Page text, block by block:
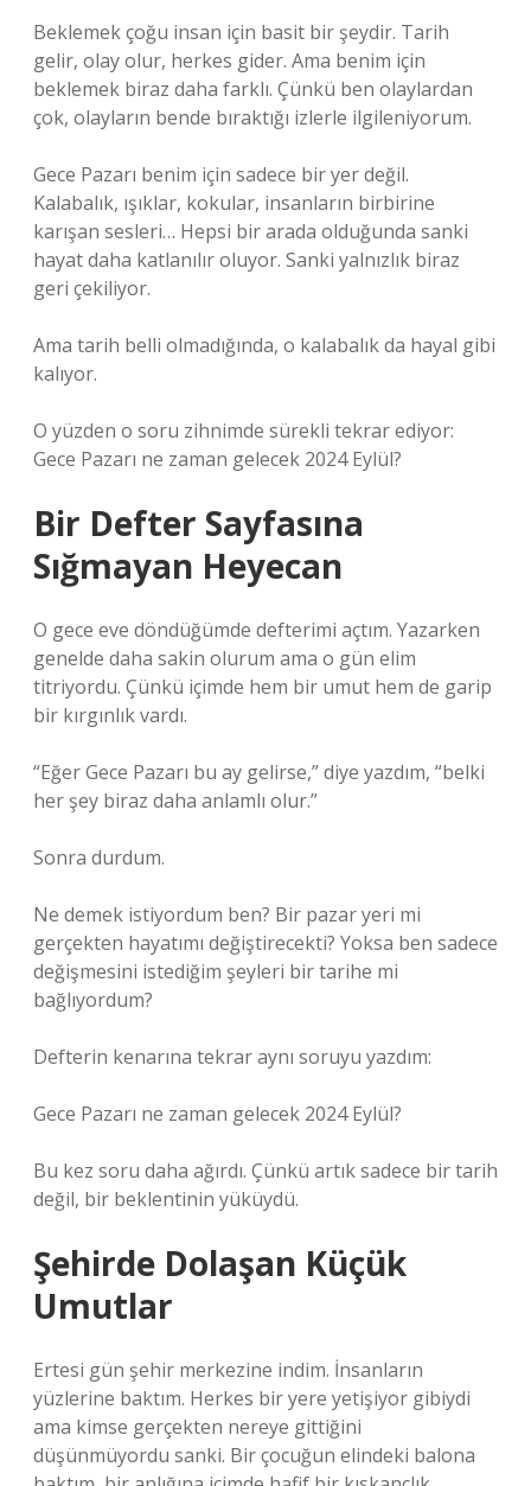
Beklemek çoğu insan için basit bir şeydir. Tarih
gelir, olay olur, herkes gider. Ama benim için
beklemek biraz daha farklı. Çünkü ben olaylardan
çok, olayların bende bıraktığı izlerle ilgileniyorum.
Gece Pazarı benim için sadece bir yer değil.
Kalabalık, ışıklar, kokular, insanların birbirine
karışan sesleri… Hepsi bir arada olduğunda sanki
hayat daha katlanılır oluyor. Sanki yalnızlık biraz
geri çekiliyor.
Ama tarih belli olmadığında, o kalabalık da hayal gibi
kalıyor.
O yüzden o soru zihnimde sürekli tekrar ediyor:
Gece Pazarı ne zaman gelecek 2024 Eylül?
Bir Defter Sayfasına
Sığmayan Heyecan
O gece eve döndüğümde defterimi açtım. Yazarken
genelde daha sakin olurum ama o gün elim
titriyordu. Çünkü içimde hem bir umut hem de garip
bir kırgınlık vardı.
“Eğer Gece Pazarı bu ay gelirse,” diye yazdım, “belki
her şey biraz daha anlamlı olur.”
Sonra durdum.
Ne demek istiyordum ben? Bir pazar yeri mi
gerçekten hayatımı değiştirecekti? Yoksa ben sadece
değişmesini istediğim şeyleri bir tarihe mi
bağlıyordum?
Defterin kenarına tekrar aynı soruyu yazdım:
Gece Pazarı ne zaman gelecek 2024 Eylül?
Bu kez soru daha ağırdı. Çünkü artık sadece bir tarih
değil, bir beklentinin yüküydü.
Şehirde Dolaşan Küçük
Umutlar
Ertesi gün şehir merkezine indim. İnsanların
yüzlerine baktım. Herkes bir yere yetişiyor gibiydi
ama kimse gerçekten nereye gittiğini
düşünmüyordu sanki. Bir çocuğun elindeki balona